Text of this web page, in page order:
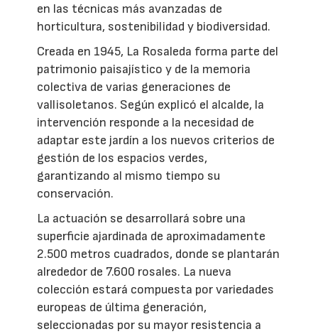
en las técnicas más avanzadas de
horticultura, sostenibilidad y biodiversidad.
Creada en 1945, La Rosaleda forma parte del
patrimonio paisajístico y de la memoria
colectiva de varias generaciones de
vallisoletanos. Según explicó el alcalde, la
intervención responde a la necesidad de
adaptar este jardín a los nuevos criterios de
gestión de los espacios verdes,
garantizando al mismo tiempo su
conservación.
La actuación se desarrollará sobre una
superficie ajardinada de aproximadamente
2.500 metros cuadrados, donde se plantarán
alrededor de 7.600 rosales. La nueva
colección estará compuesta por variedades
europeas de última generación,
seleccionadas por su mayor resistencia a